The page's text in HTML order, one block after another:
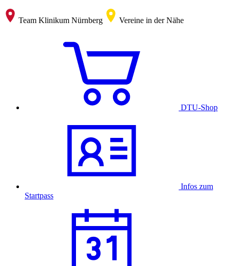
Team Klinikum Nürnberg Vereine in der Nähe
DTU-Shop
Infos zum
Startpass